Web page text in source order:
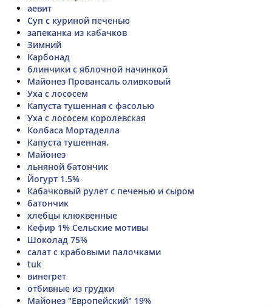
аевит
Суп с куриной печенью
запеканка из кабачков
Зимний
Карбонад
блинчики с яблочной начинкой
Майонез Провансаль оливковый
Уха с лососем
Капуста тушенная с фасолью
Уха с лососем королевская
Колбаса Мортаделла
Капуста тушенная.
Майонез
льняной батончик
Йогурт 1.5%
Кабачковый рулет с печенью и сыром
батончик
хлебцы клюквенные
Кефир 1% Сельские мотивы
Шоколад 75%
салат с крабовыми палочками
tuk
винегрет
отбивные из грудки
Майонез "Европейский" 19%